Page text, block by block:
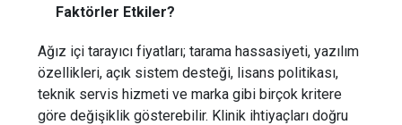
Faktörler Etkiler?
Ağız içi tarayıcı fiyatları; tarama hassasiyeti, yazılım
özellikleri, açık sistem desteği, lisans politikası,
teknik servis hizmeti ve marka gibi birçok kritere
göre değişiklik gösterebilir. Klinik ihtiyaçları doğru